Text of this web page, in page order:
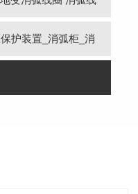
圈补偿装置
护装置_消弧柜_消
_消弧消谐过电压